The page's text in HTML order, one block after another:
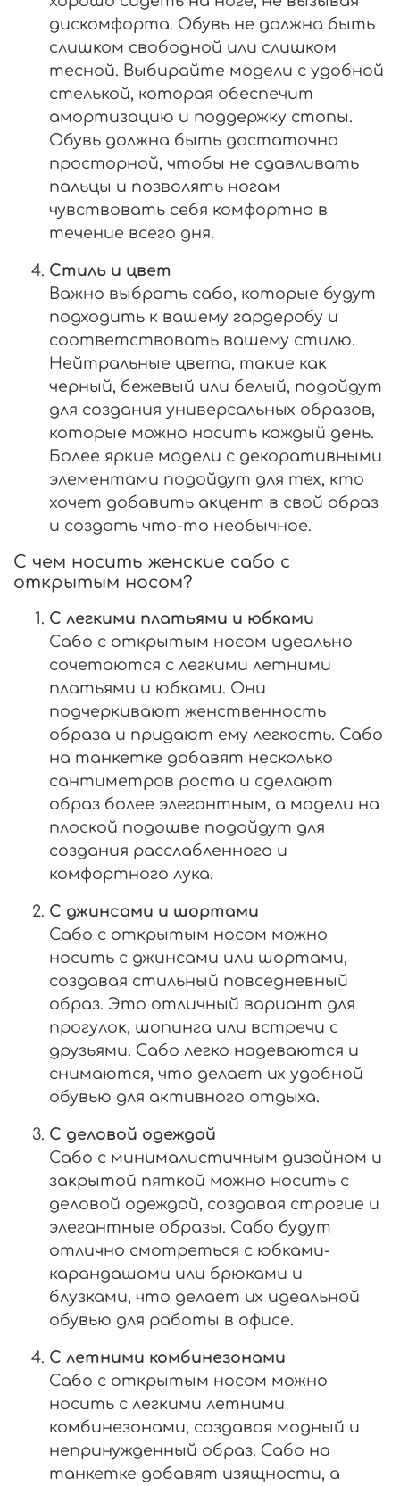
дискомфорта. Обувь не должна быть
слишком свободной или слишком
тесной. Выбирайте модели с удобной
стелькой, которая обеспечит
амортизацию и поддержку стопы.
Обувь должна быть достаточно
просторной, чтобы не сдавливать
пальцы и позволять ногам
чувствовать себя комфортно в
течение всего дня.
Стиль и цвет
Важно выбрать сабо, которые будут
подходить к вашему гардеробу и
соответствовать вашему стилю.
Нейтральные цвета, такие как
черный, бежевый или белый, подойдут
для создания универсальных образов,
которые можно носить каждый день.
Более яркие модели с декоративными
элементами подойдут для тех, кто
хочет добавить акцент в свой образ
и создать что-то необычное.
С чем носить женские сабо с
открытым носом?
С легкими платьями и юбками
Сабо с открытым носом идеально
сочетаются с легкими летними
платьями и юбками. Они
подчеркивают женственность
образа и придают ему легкость. Сабо
на танкетке добавят несколько
сантиметров роста и сделают
образ более элегантным, а модели на
плоской подошве подойдут для
создания расслабленного и
комфортного лука.
С джинсами и шортами
Сабо с открытым носом можно
носить с джинсами или шортами,
создавая стильный повседневный
образ. Это отличный вариант для
прогулок, шопинга или встречи с
друзьями. Сабо легко надеваются и
снимаются, что делает их удобной
обувью для активного отдыха.
С деловой одеждой
Сабо с минималистичным дизайном и
закрытой пяткой можно носить с
деловой одеждой, создавая строгие и
элегантные образы. Сабо будут
отлично смотреться с юбками-
карандашами или брюками и
блузками, что делает их идеальной
обувью для работы в офисе.
С летними комбинезонами
Сабо с открытым носом можно
носить с легкими летними
комбинезонами, создавая модный и
непринужденный образ. Сабо на
танкетке добавят изящности, а